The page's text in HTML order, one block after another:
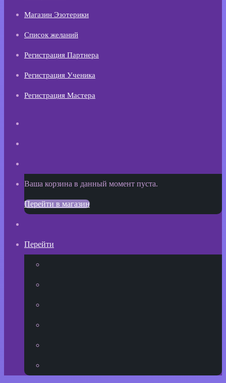
Магазин Эзотерики
Список желаний
Регистрация Партнера
Регистрация Ученика
Регистрация Мастера
Просмотреть
корзину
Ваша корзина в данный момент пуста.
Перейти в магазин
Перейти